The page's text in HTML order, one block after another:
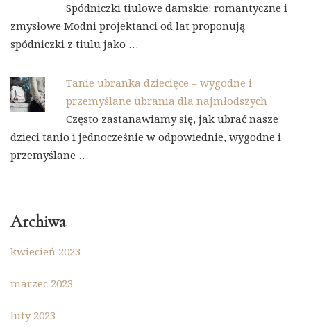
Spódniczki tiulowe damskie: romantyczne i
zmysłowe Modni projektanci od lat proponują
spódniczki z tiulu jako …
Tanie ubranka dziecięce – wygodne i
przemyślane ubrania dla najmłodszych
Często zastanawiamy się, jak ubrać nasze
dzieci tanio i jednocześnie w odpowiednie, wygodne i
przemyślane …
Archiwa
kwiecień 2023
marzec 2023
luty 2023